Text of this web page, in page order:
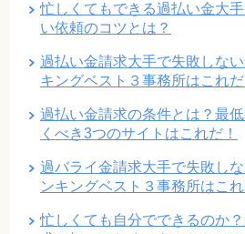
忙しくてもできる過払い金大
い依頼のコツとは？
過払い金請求大手で失敗しな
キングベスト３事務所はこれだ
過払い金請求の条件とは？最
くべき3つのサイトはこれだ！
過バライ金請求大手で失敗し
ンキングベスト３事務所はこれ
忙しくても自分でできるのか